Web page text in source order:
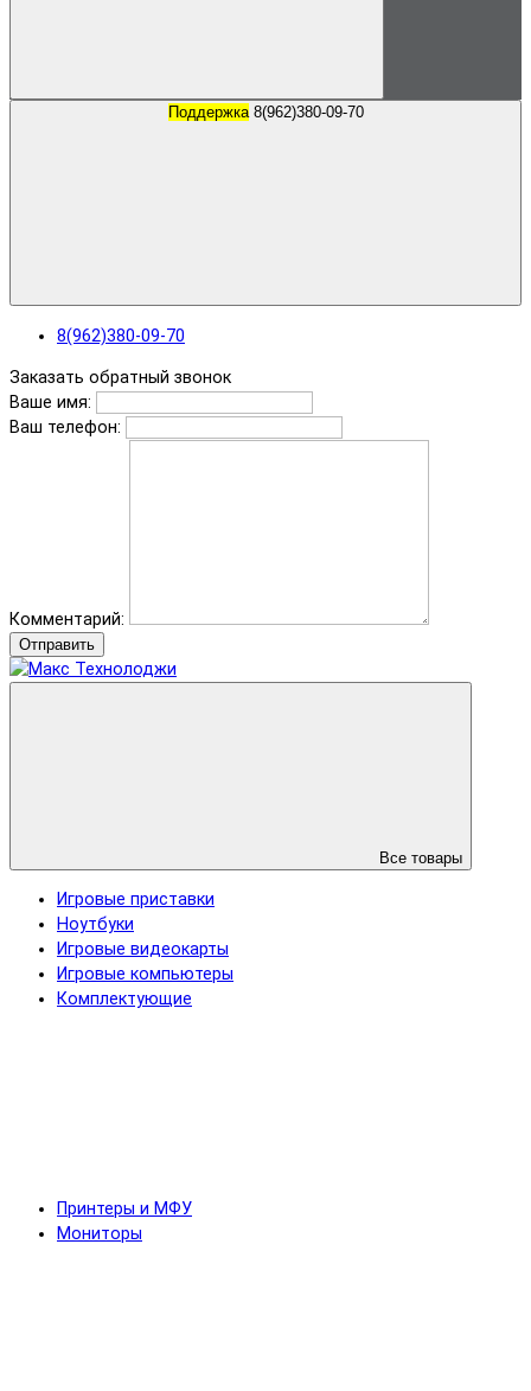
Поддержка 8(962)380-09-70
8(962)380-09-70
Заказать обратный звонок
Ваше имя:
Ваш телефон:
Комментарий:
Отправить
Все товары
Игровые приставки
Ноутбуки
Игровые видеокарты
Игровые компьютеры
Комплектующие
Принтеры и МФУ
Мониторы